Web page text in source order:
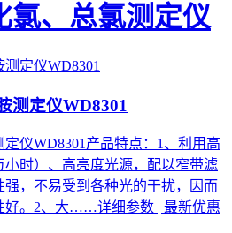
氯、总氯测定仪
测定仪WD8301
定仪WD8301产品特点：1、利用高
小时）、高亮度光源，配以窄带滤
，不易受到各种光的干扰，因而
好。2、大……详细参数 | 最新优惠